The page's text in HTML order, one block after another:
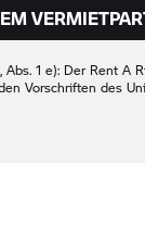
1 e): Der Rent A
Vorschriften des